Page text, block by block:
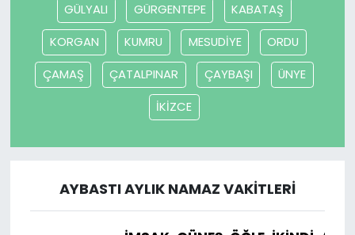
GÜLYALI
GÜRGENTEPE
KABATAŞ
KORGAN
KUMRU MESUDİYE
ORDU
ÇAMAŞ
ÇATALPINAR ÇAYBAŞI
ÜNYE
İKİZCE
AYBASTI AYLIK NAMAZ VAKITLERI